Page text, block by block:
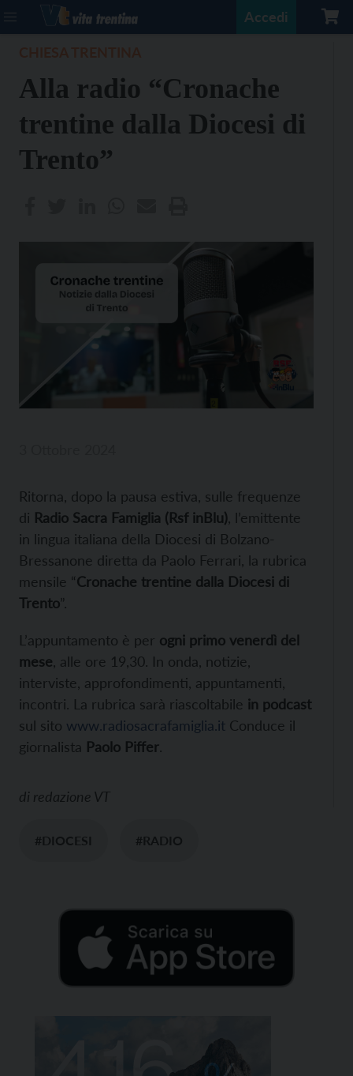
Accedi
Alla radio “Cronache
trentine dalla Diocesi di
Trento”
Ritorna, dopo la pausa estiva, sulle frequenze
di Radio Sacra Famiglia (Rsf inBlu) , l’emittente
in lingua italiana della Diocesi di Bolzano-
Bressanone diretta da Paolo Ferrari, la rubrica
mensile “Cronache trentine dalla Diocesi di
Trento”.
L’appuntamento è per ogni primo venerdì del
mese , alle ore 19,30. In onda, notizie,
interviste, approfondimenti, appuntamenti,
incontri. La rubrica sarà riascoltabile in podcast
sul sito www.radiosacrafamiglia.it Conduce il
giornalista Paolo Piffer.
di redazione VT
#DIOCESI #RADIO